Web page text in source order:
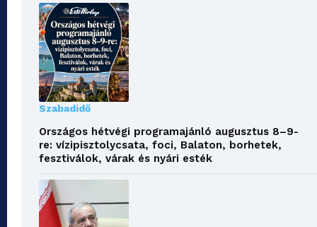
Szabadidő
Országos hétvégi programajánló augusztus 8–9-
re: vízipisztolycsata, foci, Balaton, borhetek,
fesztiválok, várak és nyári esték